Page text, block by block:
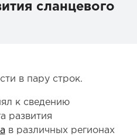
сланцевого
в пару строк.
к сведению
развития
в различных регионах